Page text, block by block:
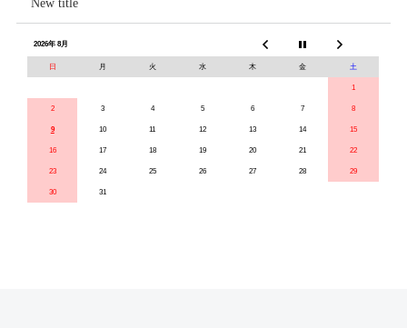
New title
2026年 8月
日 月 火 水 木 金 土
1
2 3 4 5 6 7 8
9 10 11 12 13 14 15
16 17 18 19 20 21 22
23 24 25 26 27 28 29
30 31